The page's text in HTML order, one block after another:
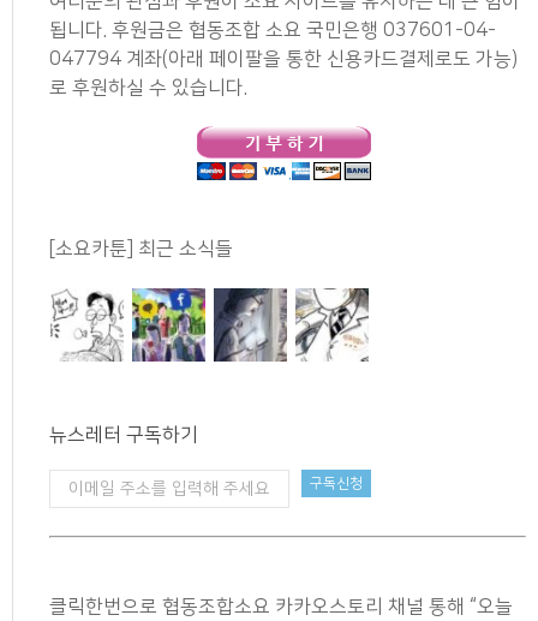
됩니다. 후원금은 협동조합 소요 국민은행 037601-04-
047794 계좌(아래 페이팔을 통한 신용카드결제로도 가능)
로 후원하실 수 있습니다.
[소요카툰] 최근 소식들
뉴스레터 구독하기
클릭한번으로 협동조합소요 카카오스토리 채널 통해 “오늘